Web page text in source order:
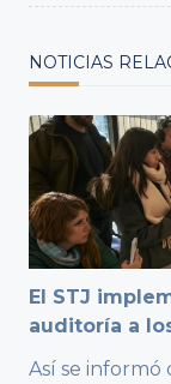
NOTICIAS
El STJ
auditoría a
Así se